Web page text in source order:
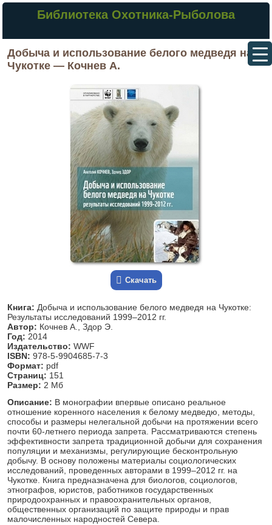
Библиотека Охотника-Рыболова
Добыча и использование белого медведя на
Чукотке — Кочнев А.
Скачать
Книга: Добыча и использование белого медведя на Чукотке:
Результаты исследований 1999–2012 гг.
Автор: Кочнев А., Здор Э.
Год: 2014
Издательство: WWF
ISBN: 978-5-9904685-7-3
Формат: pdf
Страниц: 151
Размер: 2 Мб
Описание: В монографии впервые описано реальное
отношение коренного населения к белому медведю, методы,
способы и размеры нелегальной добычи на протяжении всего
почти 60-летнего периода запрета. Рассматриваются степень
эффективности запрета традиционной добычи для сохранения
популяции и механизмы, регулирующие бесконтрольную
добычу. В основу положены материалы социологических
исследований, проведенных авторами в 1999–2012 гг. на
Чукотке. Книга предназначена для биологов, социологов,
этнографов, юристов, работников государственных
природоохранных и правоохранительных органов,
общественных организаций по защите природы и прав
малочисленных народностей Севера.